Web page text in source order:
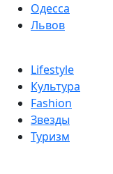
Одесса
Львов
Lifestyle
Культура
Fashion
Звезды
Туризм